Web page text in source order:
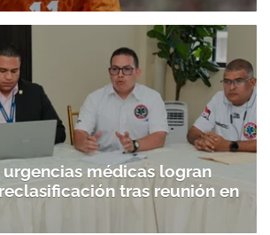
urgencias médicas logran
tras reunión en